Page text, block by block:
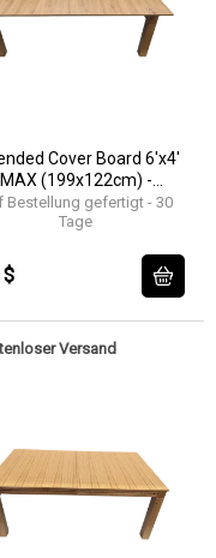
Cover Board 6'x4'
MAX (199x122cm) -
Laminate
Bestellung gefertigt - 30
Tage
$
Versand